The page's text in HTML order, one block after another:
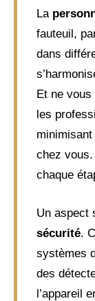
La
fauteuil,
dans
Et ne vous
les
chez
chaque
Un aspect
sécurité.
systèmes
des
l’appareil